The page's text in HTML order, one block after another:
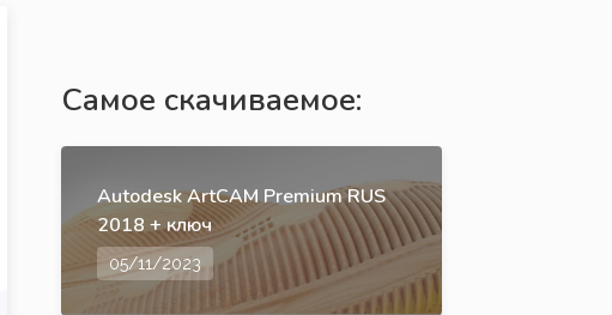
Самое скачиваемое:
Autodesk ArtCAM Premium RUS
2018 + ключ
05/11/2023